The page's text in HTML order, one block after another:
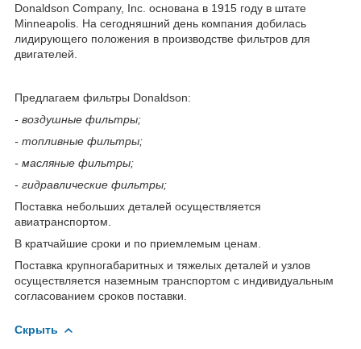
Donaldson Company, Inc. основана в 1915 году в штате
Minneapolis. На сегодняшний день компания добилась
лидирующего положения в производстве фильтров для
двигателей.
Предлагаем фильтры Donaldson:
- воздушные фильтры;
- топливные фильтры;
- масляные фильтры;
- гидравлические фильтры;
Поставка небольших деталей осуществляется
авиатранспортом.
В кратчайшие сроки и по приемлемым ценам.
Поставка крупногабаритных и тяжелых деталей и узлов
осуществляется наземным транспортом с индивидуальным
согласованием сроков поставки.
Скрыть